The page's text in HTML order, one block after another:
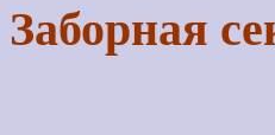
Заборная